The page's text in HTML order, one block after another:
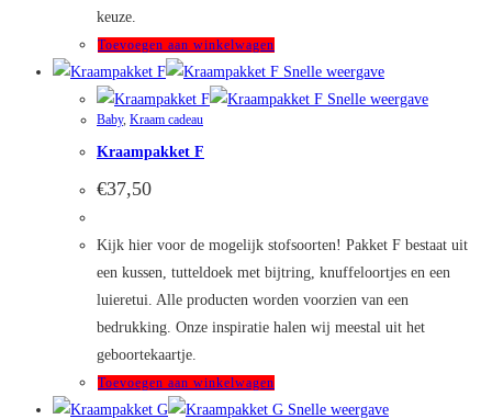
keuze.
Toevoegen aan winkelwagen
Snelle weergave
Snelle weergave
Baby, Kraam cadeau
Kraampakket F
€37,50
Kijk hier voor de mogelijk stofsoorten! Pakket F bestaat uit
een kussen, tutteldoek met bijtring, knuffeloortjes en een
luieretui. Alle producten worden voorzien van een
bedrukking. Onze inspiratie halen wij meestal uit het
geboortekaartje.
Toevoegen aan winkelwagen
Snelle weergave